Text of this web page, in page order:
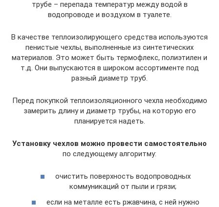
трубе – перепада температур между водой в
водопроводе и воздухом в туалете.
В качестве теплоизолирующего средства используются
пенистые чехлы, выполненные из синтетических
материалов. Это может быть термофлекс, полиэтилен и
т.д. Они выпускаются в широком ассортименте под
разный диаметр труб.
Перед покупкой теплоизоляционного чехла необходимо
замерить длину и диаметр трубы, на которую его
планируется надеть.
Установку чехлов можно провести самостоятельно
по следующему алгоритму:
очистить поверхность водопроводных
коммуникаций от пыли и грязи;
если на металле есть ржавчина, с ней нужно